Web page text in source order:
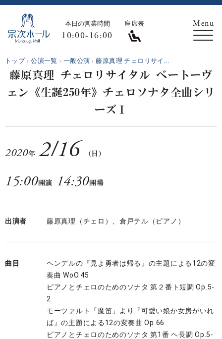
本日の営業時間
10:00-16:00
座席表
トップ 公演一覧 一般公演 藤原真理 チェロリサイ...
藤原真理 チェロリサイタル ベートーヴ
ェン《生誕250年》チェロソナタ全曲シリ
ーズⅠ
2020年2/16 （日）
15:00開演 14:30開場
出演者 藤原真理（チェロ）、倉戸テル（ピアノ）
曲目
ヘンデルの『見よ勇者は帰る』の主題による12の変
奏曲 WoO.45
ピアノとチェロのためのソナタ 第２番ト短調 Op.5-
2
モーツァルト「魔笛」より『可愛い娘か女房がいれ
ば』の主題による12の変奏曲 Op.66
ピアノとチェロのためのソナタ 第1番 ヘ長調 Op.5-